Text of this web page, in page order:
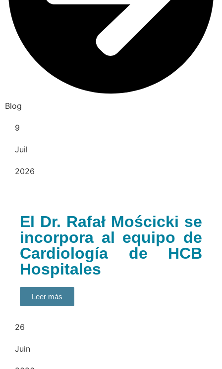
Blog
9
Juil
2026
El Dr. Rafał Mościcki se
incorpora al equipo de
Cardiología de HCB
Hospitales
Leer más
26
Juin